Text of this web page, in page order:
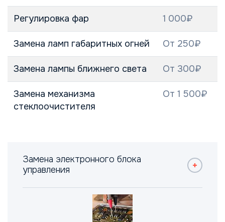
Регулировка фар 1 000₽
Замена ламп габаритных огней От 250₽
Замена лампы ближнего света От 300₽
Замена механизма
стеклоочистителя
От 1 500₽
Замена электронного блока
управления